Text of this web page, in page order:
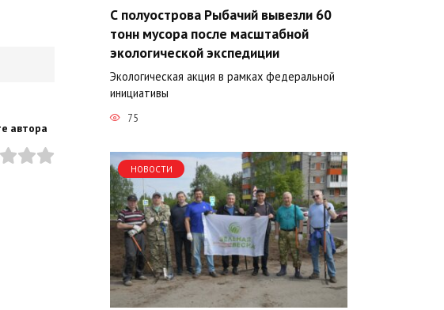
автора
С полуострова Рыбачий вывезли 60
тонн мусора после масштабной
экологической экспедиции
Экологическая акция в рамках федеральной
инициативы
75
НОВОСТИ